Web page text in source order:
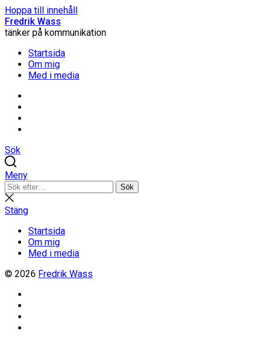
Hoppa till innehåll
Fredrik Wass
tänker på kommunikation
Startsida
Om mig
Med i media
Sök
Meny
Sök
efter:
Sök
Stäng
sökning
Stäng
Startsida
Om mig
Med i media
© 2026 Fredrik Wass